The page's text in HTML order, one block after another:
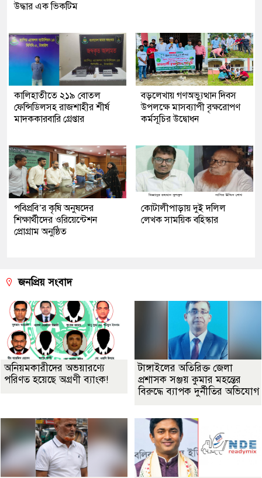
উদ্ধার এক ভিকটিম
কালিহাতীতে ২১৯ বোতল
ফেন্সিডিলসহ রাজশাহীর শীর্ষ
মাদককারবারি গ্রেপ্তার
বড়লেখায় গণঅভ্যুত্থান দিবস
উপলক্ষে মাসব্যাপী বৃক্ষরোপণ
কর্মসূচির উদ্বোধন
পবিপ্রবি’র কৃষি অনুষদের
শিক্ষার্থীদের ওরিয়েন্টেশন
প্রোগ্রাম অনুষ্ঠিত
কোটালীপাড়ায় দুই দলিল
লেখক সাময়িক বহিস্কার
জনপ্রিয় সংবাদ
অনিয়মকারীদের অভয়ারণ্যে
পরিণত হয়েছে অগ্রণী ব্যাংক!
টাঙ্গাইলের অতিরিক্ত জেলা
প্রশাসক সঞ্জয় কুমার মহন্তের
বিরুদ্ধে ব্যাপক দুর্নীতির অভিযোগ